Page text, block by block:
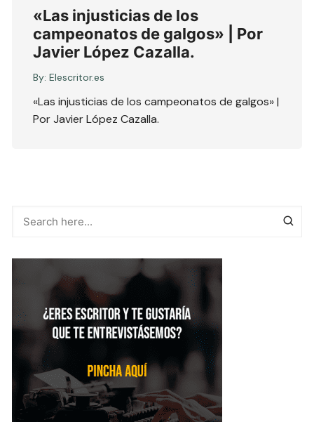
«Las injusticias de los
campeonatos de galgos» | Por
Javier López Cazalla.
By: Elescritor.es
«Las injusticias de los campeonatos de galgos» |
Por Javier López Cazalla.